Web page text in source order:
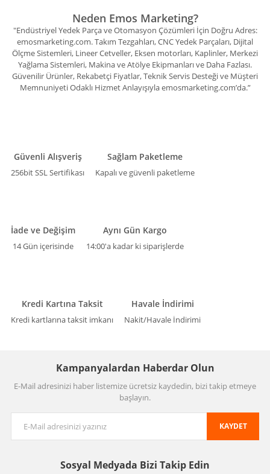
Neden Emos Marketing?
"Endüstriyel Yedek Parça ve Otomasyon Çözümleri İçin Doğru Adres:
emosmarketing.com. Takım Tezgahları, CNC Yedek Parçaları, Dijital
Ölçme Sistemleri, Lineer Cetveller, Eksen motorları, Kaplinler, Merkezi
Yağlama Sistemleri, Makina ve Atölye Ekipmanları ve Daha Fazlası.
Güvenilir Ürünler, Rekabetçi Fiyatlar, Teknik Servis Desteği ve Müşteri
Memnuniyeti Odaklı Hizmet Anlayışıyla emosmarketing.com’da.”
Güvenli Alışveriş
256bit SSL Sertifikası
Sağlam Paketleme
Kapalı ve güvenli paketleme
İade ve Değişim
14 Gün içerisinde
Aynı Gün Kargo
14:00'a kadar ki siparişlerde
Kredi Kartına Taksit
Kredi kartlarına taksit imkanı
Havale İndirimi
Nakit/Havale İndirimi
Kampanyalardan Haberdar Olun
E-Mail adresinizi haber listemize ücretsiz kaydedin, bizi takip etmeye
başlayın.
KAYDET
Sosyal Medyada Bizi Takip Edin